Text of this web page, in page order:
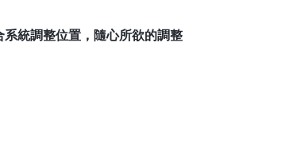
統調整位置，隨心所欲的調整